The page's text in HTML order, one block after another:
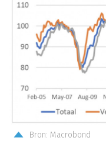
Bron: Macrobond